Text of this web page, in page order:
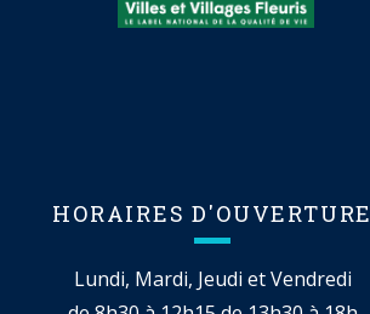
HORAIRES D'OUVERTURE
Lundi, Mardi, Jeudi et Vendredi